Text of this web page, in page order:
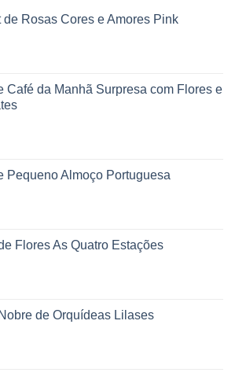
de Rosas Cores e Amores Pink
Café da Manhã Surpresa com Flores e
Pequeno Almoço Portuguesa
Flores As Quatro Estações
de Orquídeas Lilases